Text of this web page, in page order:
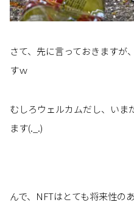
さて、先に言っておきますが
すｗ
むしろウェルカムだし、いま
ます(._.)
んで、NFTはとても将来性の